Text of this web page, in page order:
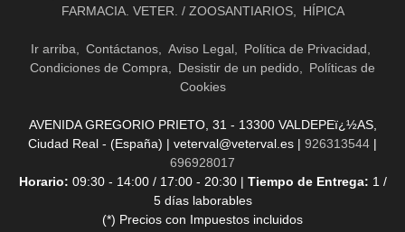
FARMACIA. VETER. / ZOOSANTIARIOS
HÍPICA
Ir arriba Contáctanos Aviso Legal
Política de Privacidad
Condiciones de Compra
Desistir de un pedido
Políticas de
Cookies
AVENIDA GREGORIO PRIETO, 31 - 13300 VALDEPEï¿½AS,
Ciudad Real - (España) | veterval@veterval.es | 926313544 |
696928017
Horario: 09:30 - 14:00 / 17:00 - 20:30 | Tiempo de Entrega: 1 /
5 días laborables
(*) Precios con Impuestos incluidos